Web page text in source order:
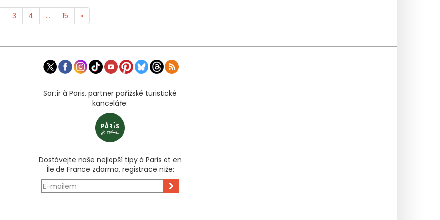
3 4 ... 15 »
Sortir à Paris, partner pařížské turistické
kanceláře:
Dostávejte naše nejlepší tipy à Paris et en
Île de France zdarma, registrace níže:
>